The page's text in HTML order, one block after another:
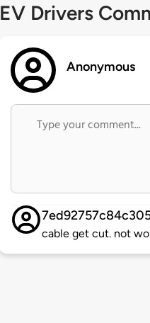
EV Drivers
Anonymous
cable get cut. not